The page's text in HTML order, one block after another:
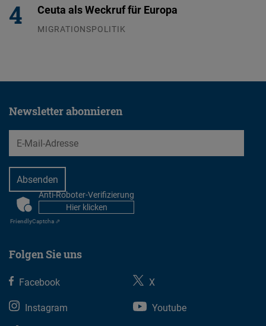
Ceuta als Weckruf für Europa
MIGRATIONSPOLITIK
Newsletter abonnieren
EMail
CAPTCHAAnti-Roboter-Verifizierung
Hier klicken
FriendlyCaptcha ⇗
Folgen Sie uns
Facebook
X
Instagram
Youtube